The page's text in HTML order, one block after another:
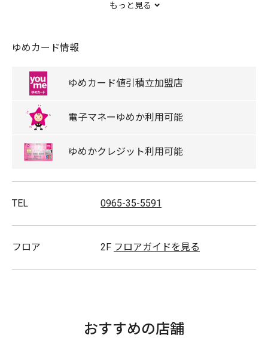
ちゃんぽんも人気メニューです。
取扱商品
ラーメン、ちゃんぽん、炒飯、餃子
もっと見る
ゆめカード情報
ゆめカード値引積立加盟店
電子マネー ゆめか利用可能
ゆめかクレジット利用可能
TEL 0965-35-5591
フロア 2F フロアガイドを見る
おすすめの店舗